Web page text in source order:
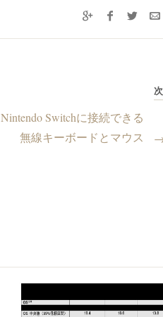
次
Nintendo Switchに接続できる
無線キーボードとマウス